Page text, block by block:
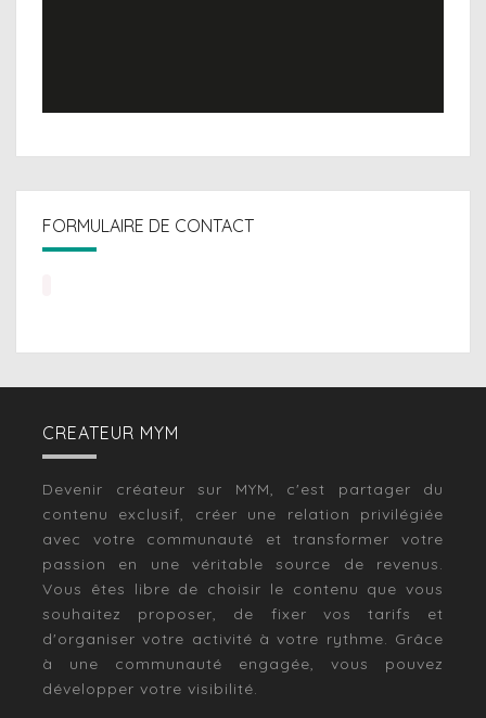
FORMULAIRE DE CONTACT
CREATEUR MYM
Devenir créateur sur MYM, c'est partager du
contenu exclusif, créer une relation privilégiée
avec votre communauté et transformer votre
passion en une véritable source de revenus.
Vous êtes libre de choisir le contenu que vous
souhaitez proposer, de fixer vos tarifs et
d'organiser votre activité à votre rythme. Grâce
à une communauté engagée, vous pouvez
développer votre visibilité.